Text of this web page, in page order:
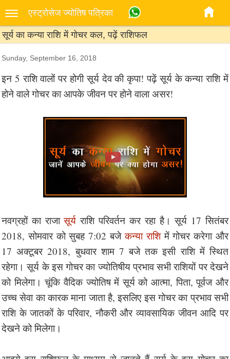
एस्‍ट्रोसेज ज्‍योतिष पत्रिका
सूर्य का कन्या राशि में गोचर कल, पढ़ें राशिफल
Sunday, September 16, 2018
इन 5 राशि वालों पर होगी सूर्य देव की कृपा! पढ़ें सूर्य के कन्या राशि में
होने वाले गोचर का आपके जीवन पर होने वाला असर!
नवग्रहों का राजासूर्य राशि परिवर्तन कर रहा है। सूर्य 17 सितंबर
2018, सोमवार को सुबह 7:02 बजेकन्या राशिमें गोचर करेगा और
17 अक्टूबर 2018, बुधवार शाम 7 बजे तक इसी राशि में स्थित
रहेगा। सूर्य के इस गोचर का ज्योतिषीय प्रभाव सभी राशियों पर देखने
को मिलेगा। चूंकि वैदिक ज्योतिष में सूर्य को आत्मा, पिता, पूर्वज और
उच्च सेवा का कारक माना जाता है, इसलिए इस गोचर का प्रभाव सभी
राशि के जातकों के परिवार, नौकरी और व्यावसायिक जीवन आदि पर
देखने को मिलेगा।